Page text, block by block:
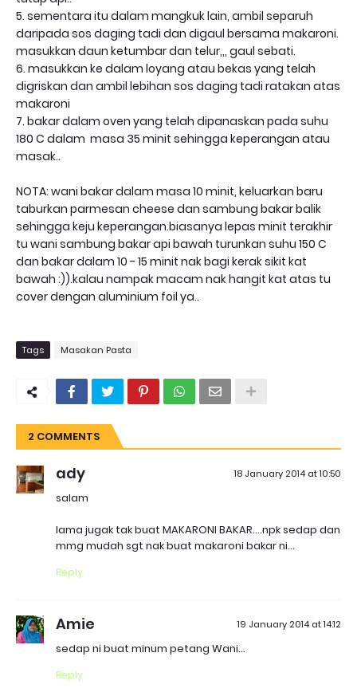
5. sementara itu dalam mangkuk lain, ambil separuh
daripada sos daging tadi dan digaul bersama makaroni.
masukkan daun ketumbar dan telur,,, gaul sebati.
6. masukkan ke dalam loyang atau bekas yang telah
digriskan dan ambil lebihan sos daging tadi ratakan atas
makaroni
7. bakar dalam oven yang telah dipanaskan pada suhu
180 C dalam masa 35 minit sehingga keperangan atau
masak..
NOTA: wani bakar dalam masa 10 minit, keluarkan baru
taburkan parmesan cheese dan sambung bakar balik
sehingga keju keperangan.biasanya lepas minit terakhir
tu wani sambung bakar api bawah turunkan suhu 150 C
dan bakar dalam 10 - 15 minit nak bagi kerak sikit kat
bawah :)).kalau nampak macam nak hangit kat atas tu
cover dengan aluminium foil ya..
Tags Masakan Pasta
2 COMMENTS
ady 18 January 2014 at 10:50
salam
lama jugak tak buat MAKARONI BAKAR....npk sedap dan
mmg mudah sgt nak buat makaroni bakar ni...
Reply
Amie 19 January 2014 at 14:12
sedap ni buat minum petang Wani...
Reply